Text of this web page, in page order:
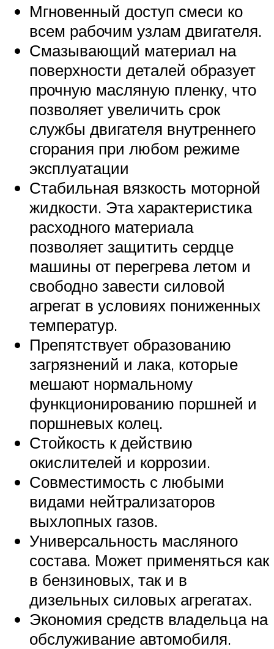
Мгновенный доступ смеси ко
всем рабочим узлам двигателя.
Смазывающий материал на
поверхности деталей образует
прочную масляную пленку, что
позволяет увеличить срок
службы двигателя внутреннего
сгорания при любом режиме
эксплуатации
Стабильная вязкость моторной
жидкости. Эта характеристика
расходного материала
позволяет защитить сердце
машины от перегрева летом и
свободно завести силовой
агрегат в условиях пониженных
температур.
Препятствует образованию
загрязнений и лака, которые
мешают нормальному
функционированию поршней и
поршневых колец.
Стойкость к действию
окислителей и коррозии.
Совместимость с любыми
видами нейтрализаторов
выхлопных газов.
Универсальность масляного
состава. Может применяться как
в бензиновых, так и в
дизельных силовых агрегатах.
Экономия средств владельца на
обслуживание автомобиля.